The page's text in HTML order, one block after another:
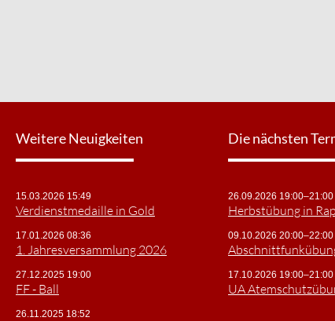
Weitere Neuigkeiten
15.03.2026 15:49
Verdienstmedaille in Gold
17.01.2026 08:36
1. Jahresversammlung 2026
27.12.2025 19:00
FF - Ball
26.11.2025 18:52
Die nächsten
26.09.2026 19:00–21:00
Herbstübung in
09.10.2026 20:00–22:00
17.10.2026 19:00–21:00
UA